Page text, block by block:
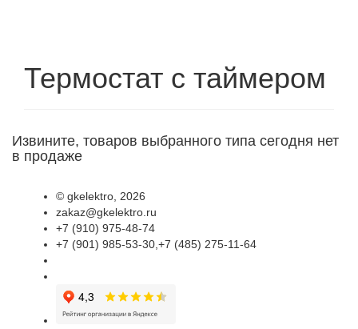
Термостат с таймером
Извините, товаров выбранного типа сегодня нет
в продаже
© gkelektro , 2026
zakaz@gkelektro.ru
+7 (910) 975-48-74
+7 (901) 985-53-30,+7 (485) 275-11-64